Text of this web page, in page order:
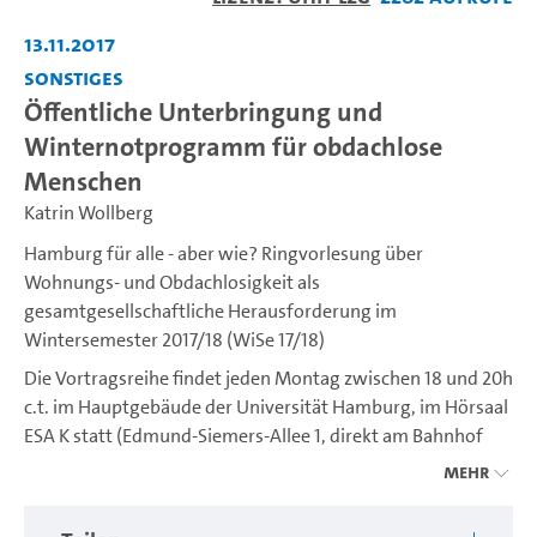
13.11.2017
Sonstiges
Öffentliche Unterbringung und
Winternotprogramm für obdachlose
Menschen
Katrin Wollberg
Hamburg für alle - aber wie? Ringvorlesung über
Wohnungs- und Obdachlosigkeit als
gesamtgesellschaftliche Herausforderung im
Wintersemester 2017/18 (WiSe 17/18)
Die Vortragsreihe findet jeden Montag zwischen 18 und 20h
c.t. im Hauptgebäude der Universität Hamburg, im Hörsaal
ESA K statt (Edmund-Siemers-Allee 1, direkt am Bahnhof
Mehr